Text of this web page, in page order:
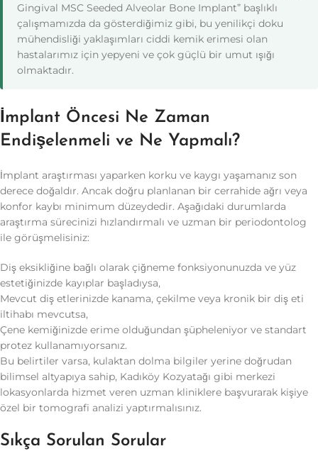
Gingival MSC Seeded Alveolar Bone Implant” başlıklı
çalışmamızda da gösterdiğimiz gibi, bu yenilikçi doku
mühendisliği yaklaşımları ciddi kemik erimesi olan
hastalarımız için yepyeni ve çok güçlü bir umut ışığı
olmaktadır.
İmplant Öncesi Ne Zaman
Endişelenmeli ve Ne Yapmalı?
İmplant araştırması yaparken korku ve kaygı yaşamanız son
derece doğaldır. Ancak doğru planlanan bir cerrahide ağrı veya
konfor kaybı minimum düzeydedir. Aşağıdaki durumlarda
araştırma sürecinizi hızlandırmalı ve uzman bir periodontolog
ile görüşmelisiniz:
Diş eksikliğine bağlı olarak çiğneme fonksiyonunuzda ve yüz
estetiğinizde kayıplar başladıysa,
Mevcut diş etlerinizde kanama, çekilme veya kronik bir diş eti
iltihabı mevcutsa,
Çene kemiğinizde erime olduğundan şüpheleniyor ve standart
protez kullanamıyorsanız.
Bu belirtiler varsa, kulaktan dolma bilgiler yerine doğrudan
bilimsel altyapıya sahip, Kadıköy Kozyatağı gibi merkezi
lokasyonlarda hizmet veren uzman kliniklere başvurarak kişiye
özel bir tomografi analizi yaptırmalısınız.
Sıkça Sorulan Sorular